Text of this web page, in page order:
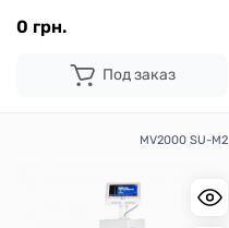
0 грн.
Под заказ
MV2000 SU-M2